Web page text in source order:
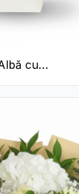
cu